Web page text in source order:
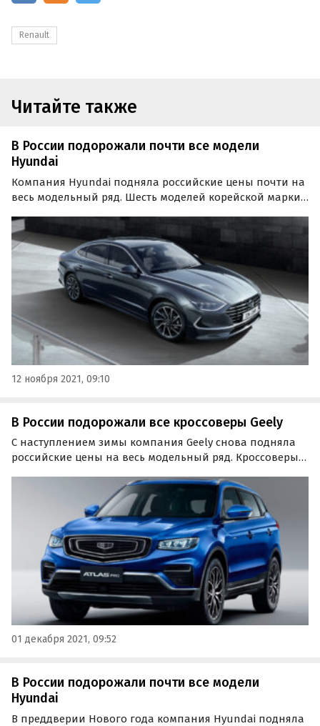
Renault
Читайте также
В России подорожали почти все модели
Hyundai
Компания Hyundai подняла российские цены почти на
весь модельный ряд. Шесть моделей корейской марки
этом в пятницу, 12 ноября, сообщают «Автоновости
дня».
12 ноября 2021, 09:10
В России подорожали все кроссоверы Geely
С наступлением зимы компания Geely снова подняла
российские цены на весь модельный ряд. Кроссоверы
на 15-30 тысяч рублей, сообщают «Автоновости дня».
01 декабря 2021, 09:52
В России подорожали почти все модели
Hyundai
В преддверии Нового года компания Hyundai подняла